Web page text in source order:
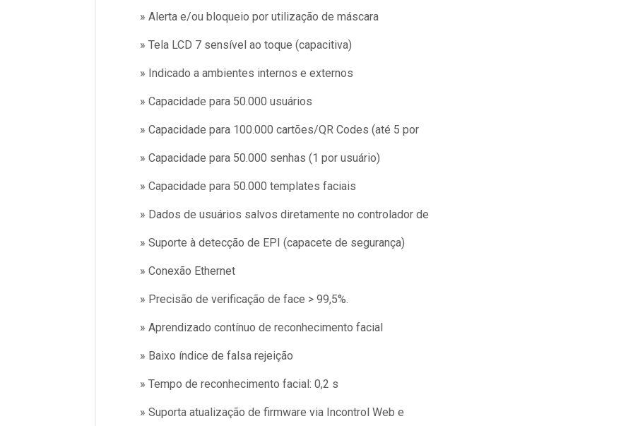
» Alerta e/ou bloqueio por utilização de máscara
» Tela LCD 7 sensível ao toque (capacitiva)
» Indicado a ambientes internos e externos
» Capacidade para 50.000 usuários
» Capacidade para 100.000 cartões/QR Codes (até 5 por
» Capacidade para 50.000 senhas (1 por usuário)
» Capacidade para 50.000 templates faciais
» Dados de usuários salvos diretamente no controlador de
» Suporte à detecção de EPI (capacete de segurança)
» Conexão Ethernet
» Precisão de verificação de face > 99,5%.
» Aprendizado contínuo de reconhecimento facial
» Baixo índice de falsa rejeição
» Tempo de reconhecimento facial: 0,2 s
» Suporta atualização de firmware via Incontrol Web e